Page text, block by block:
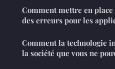
Comment mettre en place
des erreurs pour les
Comment la technologie
la société que vous ne